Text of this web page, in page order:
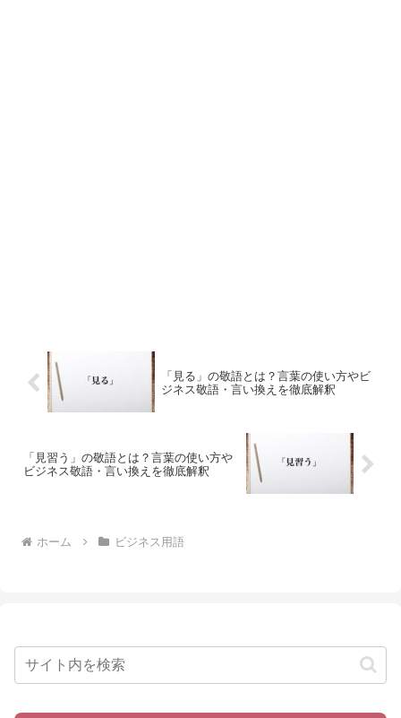
「見る」の敬語とは？言葉の使い方やビ
ジネス敬語・言い換えを徹底解釈
「見習う」の敬語とは？言葉の使い方や
ビジネス敬語・言い換えを徹底解釈
ホーム ビジネス用語